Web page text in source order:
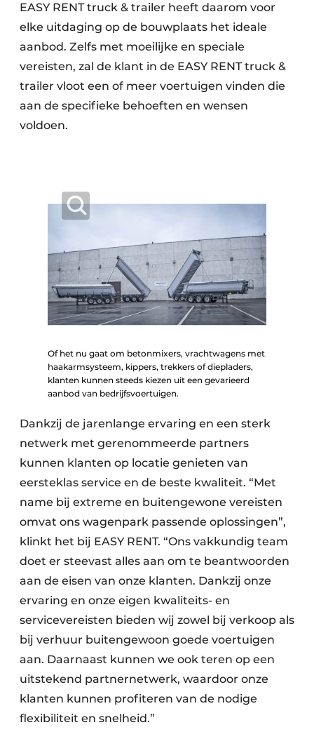
EASY RENT truck & trailer heeft daarom voor
elke uitdaging op de bouwplaats het ideale
aanbod. Zelfs met moeilijke en speciale
vereisten, zal de klant in de EASY RENT truck &
trailer vloot een of meer voertuigen vinden die
aan de specifieke behoeften en wensen
voldoen.
Of het nu gaat om betonmixers, vrachtwagens met
haakarmsysteem, kippers, trekkers of diepladers,
klanten kunnen steeds kiezen uit een gevarieerd
aanbod van bedrijfsvoertuigen.
Dankzij de jarenlange ervaring en een sterk
netwerk met gerenommeerde partners
kunnen klanten op locatie genieten van
eersteklas service en de beste kwaliteit. “Met
name bij extreme en buitengewone vereisten
omvat ons wagenpark passende oplossingen”,
klinkt het bij EASY RENT. “Ons vakkundig team
doet er steevast alles aan om te beantwoorden
aan de eisen van onze klanten. Dankzij onze
ervaring en onze eigen kwaliteits- en
servicevereisten bieden wij zowel bij verkoop als
bij verhuur buitengewoon goede voertuigen
aan. Daarnaast kunnen we ook teren op een
uitstekend partnernetwerk, waardoor onze
klanten kunnen profiteren van de nodige
flexibiliteit en snelheid.”